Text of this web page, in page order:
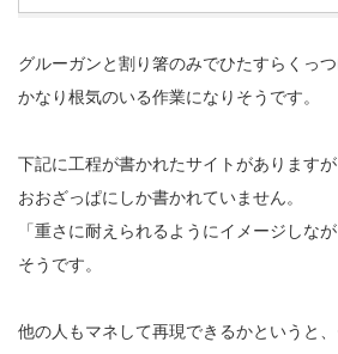
グルーガンと割り箸のみでひたすらくっつ
かなり根気のいる作業になりそうです。
下記に工程が書かれたサイトがあります
おおざっぱにしか書かれていません。
「重さに耐えられるようにイメージしな
そうです。
他の人もマネして再現できるかというと